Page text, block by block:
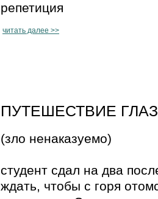
репетиция
читать далее >>
ПУТЕШЕСТВИЕ
(зло ненаказуемо)
студент сдал на два
ждать, чтобы с горя